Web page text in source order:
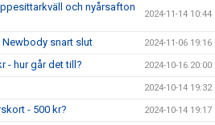
och nyårsafton
2024-11-14 10:44
snart slut 2024-11-06 19:16
- hur går det till? 2024-10-16 20:00
2024-10-14 19:32
- 500 kr? 2024-10-14 19:17